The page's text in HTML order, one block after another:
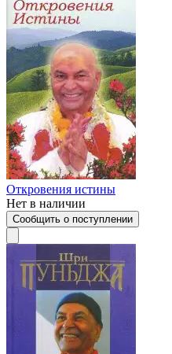
Откровения истины
Нет в наличии
Сообщить о поступлении